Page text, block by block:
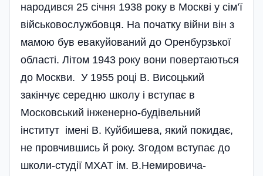
народився 25 січня 1938 року в Москві у сім’ї
військово­служ­бовця. На початку війни він з
мамою був евакуйований до Оренбурзької
області. Літом 1943 року вони повертаються
до Москви. У 1955 році В. Висоцький
закінчує середню школу і вступає в
Московський інженерно-будівельний
інститут імені В. Куйбишева, який покидає,
не провчившись й року. Згодом вступає до
школи-студії МХАТ ім. В.Немировича-